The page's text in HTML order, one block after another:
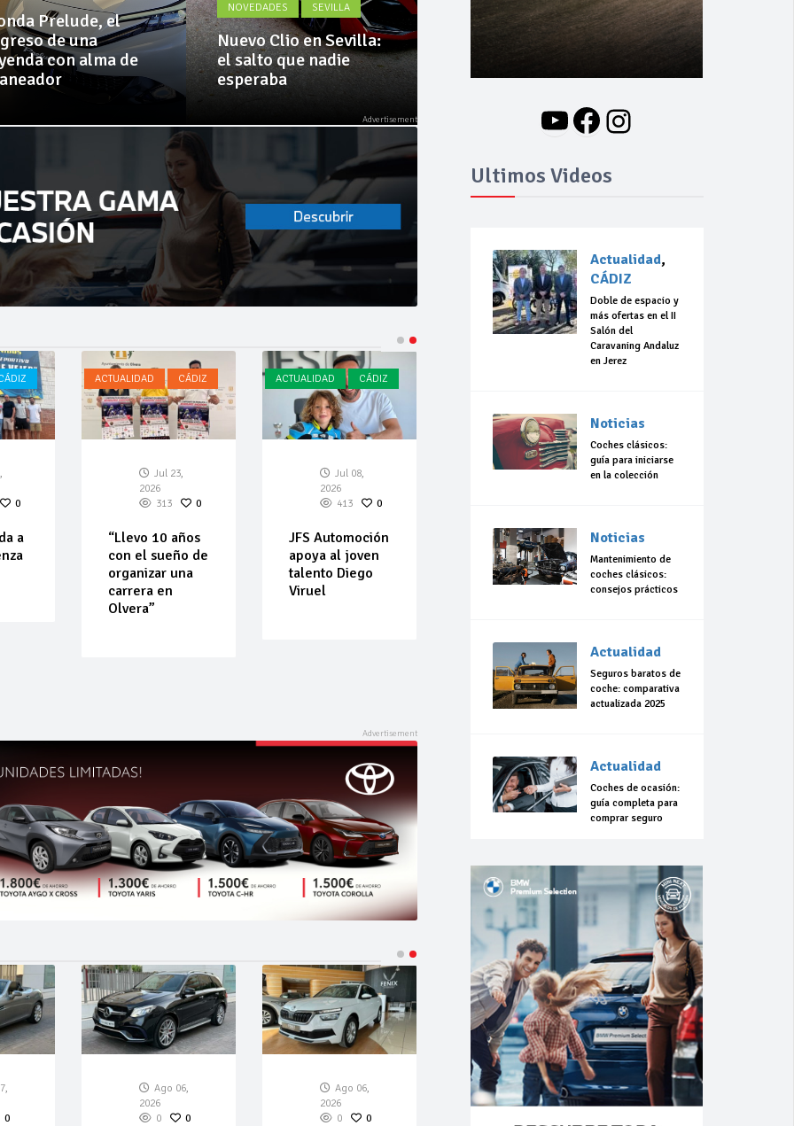
Prelude, el
de una
con alma de
NOVEDADES SEVILLA
Nuevo Clio en Sevilla:
el salto que nadie
esperaba
NOVEDADES
Nuevo BMW i3: Y
finalmente el Serie 3
se hizo eléctrico
0
a
ACTUALIDAD CÁDIZ
Jul 23,
2026
313
0
“Llevo 10 años
con el sueño de
organizar una
carrera en
Olvera”
ACTUALIDAD CÁDIZ
Jul 08,
2026
413
0
JFS Automoción
apoya al joven
talento Diego
Viruel
0
Ago 06,
2026
0
0
Ago 06,
2026
0
0
YouTube
Facebook
Instagram
Ultimos Videos
Actualidad,
CÁDIZ
Doble de espacio y
más ofertas en el II
Salón del
Caravaning Andaluz
en Jerez
Noticias
Coches clásicos:
guía para iniciarse
en la colección
Noticias
Mantenimiento de
coches clásicos:
consejos prácticos
Actualidad
Seguros baratos de
coche: comparativa
actualizada 2025
Actualidad
Coches de ocasión:
guía completa para
comprar seguro